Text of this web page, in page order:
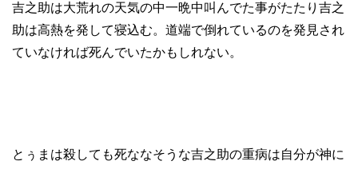
吉之助は大荒れの天気の中一晩中叫んでた事がたたり吉之
助は高熱を発して寝込む。道端で倒れているのを発見され
ていなければ死んでいたかもしれない。
とぅまは殺しても死ななそうな吉之助の重病は自分が神に